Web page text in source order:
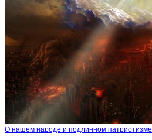
О нашем народе и подлинном патриотизме